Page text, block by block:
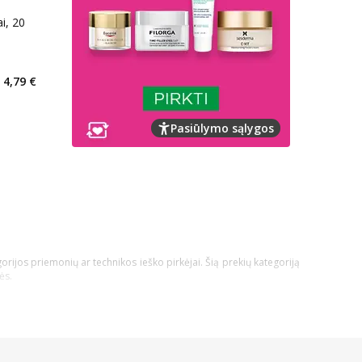
4,79 €
Pasiūlymo sąlygos
priemonių ar technikos ieško pirkėjai. Šią prekių kategoriją